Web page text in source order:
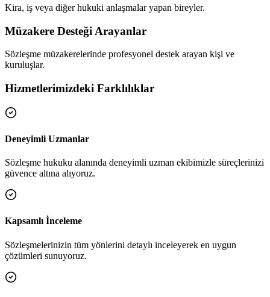
Kira, iş veya diğer hukuki anlaşmalar yapan bireyler.
Müzakere Desteği Arayanlar
Sözleşme müzakerelerinde profesyonel destek arayan kişi ve
kuruluşlar.
Hizmetlerimizdeki Farklılıklar
Deneyimli Uzmanlar
Sözleşme hukuku alanında deneyimli uzman ekibimizle süreçlerinizi
güvence altına alıyoruz.
Kapsamlı İnceleme
Sözleşmelerinizin tüm yönlerini detaylı inceleyerek en uygun
çözümleri sunuyoruz.